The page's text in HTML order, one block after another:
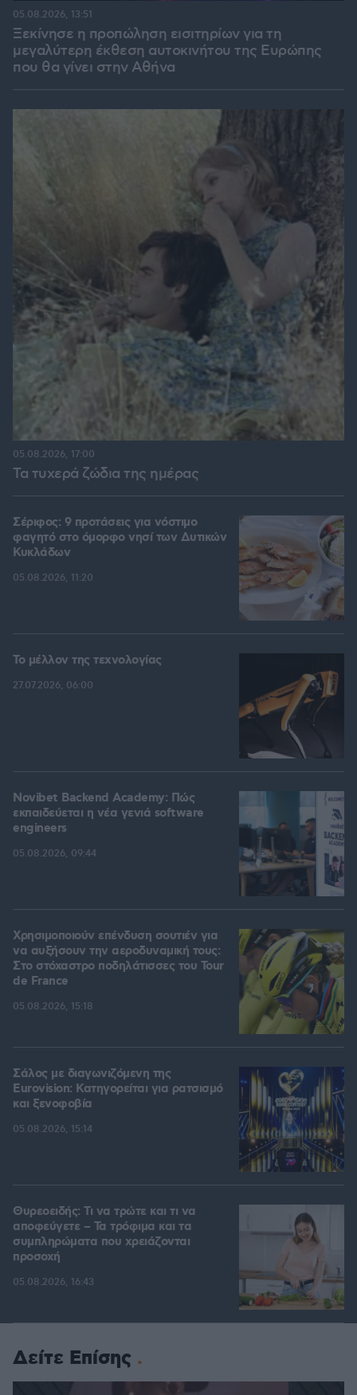
Ξεκίνησε η προπώληση εισιτηρίων για τη
μεγαλύτερη έκθεση αυτοκινήτου της Ευρώπης
που θα γίνει στην Αθήνα
05.08.2026, 13:51
Τα τυχερά ζώδια της ημέρας
05.08.2026, 17:00
Σέριφος: 9 προτάσεις για νόστιμο
φαγητό στο όμορφο νησί των Δυτικών
Κυκλάδων
05.08.2026, 11:20
Το μέλλον της τεχνολογίας
27.07.2026, 06:00
Novibet Backend Academy: Πώς
εκπαιδεύεται η νέα γενιά software
engineers
05.08.2026, 09:44
Χρησιμοποιούν επένδυση σουτιέν για
να αυξήσουν την αεροδυναμική τους:
Στο στόχαστρο ποδηλάτισσες του Tour
de France
05.08.2026, 15:18
Σάλος με διαγωνιζόμενη της
Eurovision: Κατηγορείται για ρατσισμό
και ξενοφοβία
05.08.2026, 15:14
Θυρεοειδής: Τι να τρώτε και τι να
αποφεύγετε – Τα τρόφιμα και τα
συμπληρώματα που χρειάζονται
προσοχή
05.08.2026, 16:43
Δείτε Επίσης